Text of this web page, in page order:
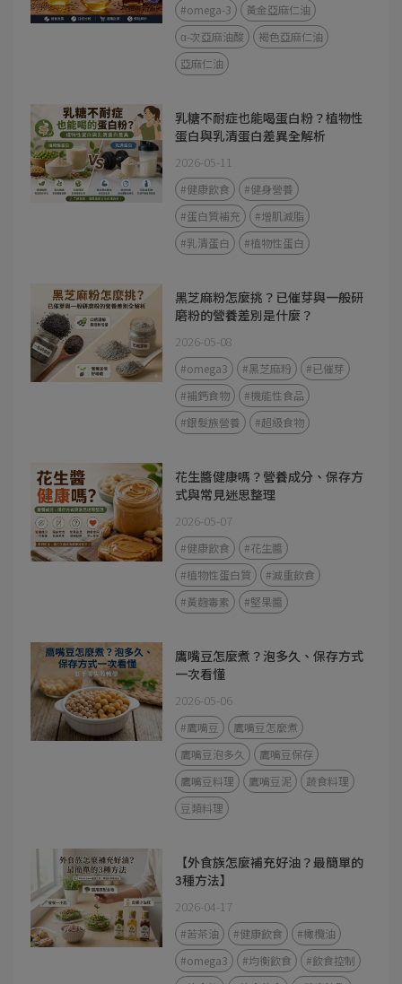
#omega-3
黃金亞麻仁油
α-次亞麻油酸
褐色亞麻仁油
亞麻仁油
乳糖不耐症也能喝蛋白粉？植物性
蛋白與乳清蛋白差異全解析
2026-05-11
#健康飲食
#健身營養
#蛋白質補充
#增肌減脂
#乳清蛋白
#植物性蛋白
黑芝麻粉怎麼挑？已催芽與一般研
磨粉的營養差別是什麼？
2026-05-08
#omega3 #黑芝麻粉
#已催芽
#補鈣食物
#機能性食品
#銀髮族營養
#超級食物
花生醬健康嗎？營養成分、保存方
式與常見迷思整理
2026-05-07
#健康飲食
#花生醬
#植物性蛋白質
#減重飲食
#黃麴毒素
#堅果醬
鷹嘴豆怎麼煮？泡多久、保存方式
一次看懂
2026-05-06
#鷹嘴豆
鷹嘴豆怎麼煮
鷹嘴豆泡多久
鷹嘴豆保存
鷹嘴豆料理
鷹嘴豆泥
蔬食料理
豆類料理
【外食族怎麼補充好油？最簡單的
3種方法】
2026-04-17
#苦茶油 #健康飲食
#橄欖油
#omega3
#均衡飲食
#飲食控制